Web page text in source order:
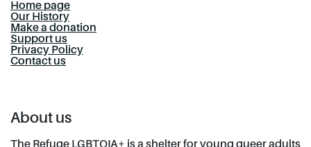
Home page
Our History
Make a donation
Support us
Privacy Policy
Contact us
About us